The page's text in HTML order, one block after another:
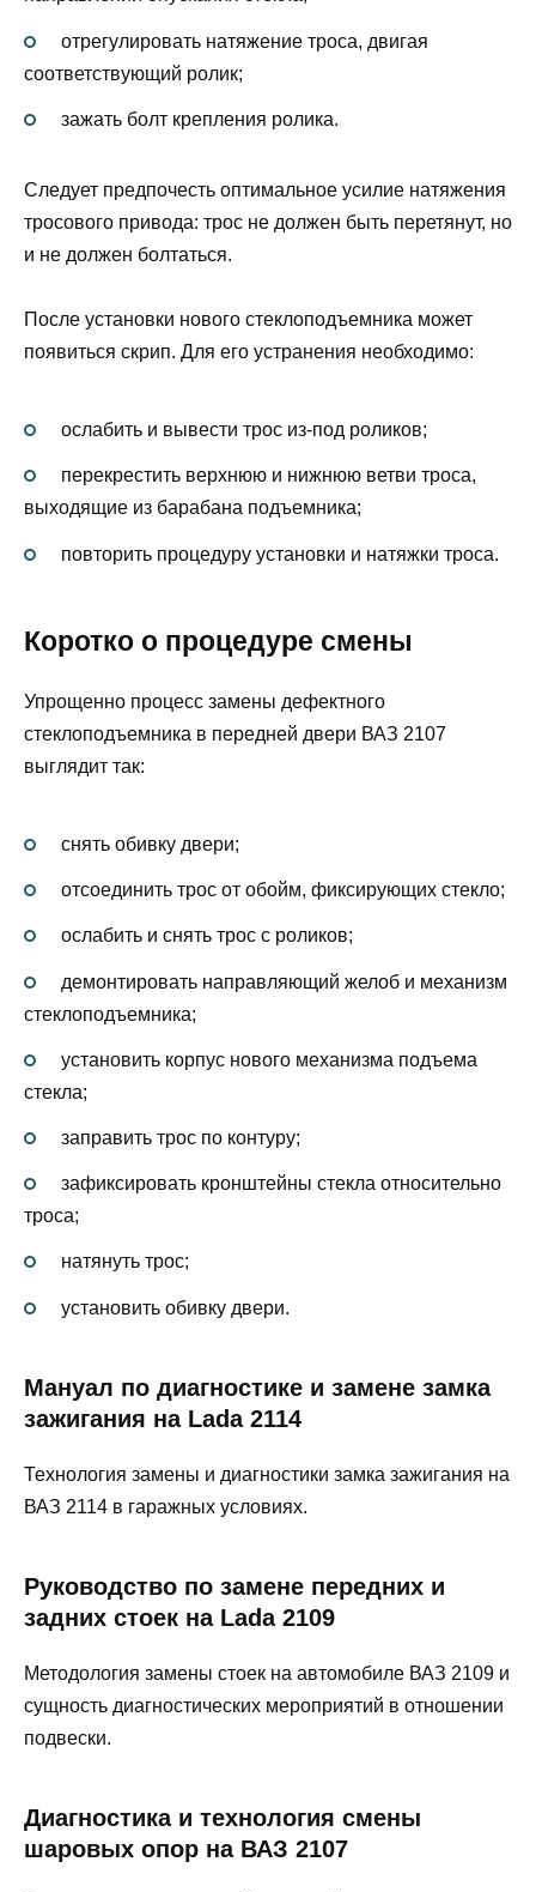
отрегулировать натяжение троса, двигая
соответствующий ролик;
зажать болт крепления ролика.
Следует предпочесть оптимальное усилие натяжения
тросового привода: трос не должен быть перетянут, но
и не должен болтаться.
После установки нового стеклоподъемника может
появиться скрип. Для его устранения необходимо:
ослабить и вывести трос из-под роликов;
перекрестить верхнюю и нижнюю ветви троса,
выходящие из барабана подъемника;
повторить процедуру установки и натяжки троса.
Коротко о процедуре смены
Упрощенно процесс замены дефектного
стеклоподъемника в передней двери ВАЗ 2107
выглядит так:
снять обивку двери;
отсоединить трос от обойм, фиксирующих стекло;
ослабить и снять трос с роликов;
демонтировать направляющий желоб и механизм
стеклоподъемника;
установить корпус нового механизма подъема
стекла;
заправить трос по контуру;
зафиксировать кронштейны стекла относительно
троса;
натянуть трос;
установить обивку двери.
Мануал по диагностике и замене замка
зажигания на Lada 2114
Технология замены и диагностики замка зажигания на
ВАЗ 2114 в гаражных условиях.
Руководство по замене передних и
задних стоек на Lada 2109
Методология замены стоек на автомобиле ВАЗ 2109 и
сущность диагностических мероприятий в отношении
подвески.
Диагностика и технология смены
шаровых опор на ВАЗ 2107